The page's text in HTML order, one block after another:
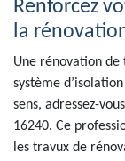
Renforcez
la
Une rénovation
système
sens, adressez-
16240. Ce
les travux de